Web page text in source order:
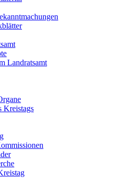
Landratsamt
Kreistags